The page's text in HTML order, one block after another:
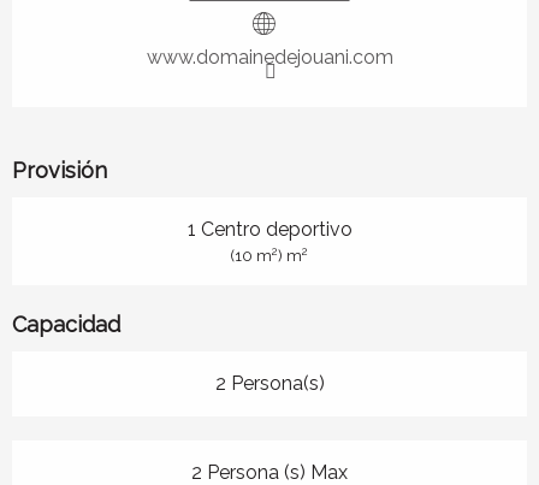
www.domainedejouani.com
Provisión
1 Centro deportivo
(10 m2) m2
Capacidad
2 Persona(s)
2 Persona (s) Max